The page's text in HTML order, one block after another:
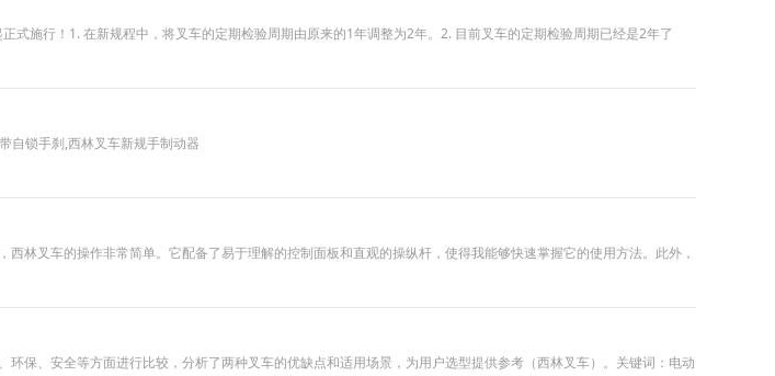
施行！1. 在新规程中，将叉车的定期检验周期由原来的1年调整为2年。2. 目前叉车的定期检验周期已经是2年了
自锁手刹,西林叉车新规手制动器
林叉车的操作非常简单。它配备了易于理解的控制面板和直观的操纵杆，使得我能够快速掌握它的使用方法。此外，
保、安全等方面进行比较，分析了两种叉车的优缺点和适用场景，为用户选型提供参考（西林叉车）。关键词：电动